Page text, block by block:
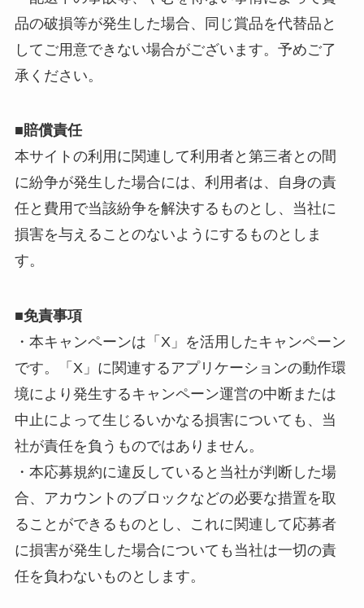
品の破損等が発生した場合、同じ賞品を代替品と
してご用意できない場合がございます。予めご了
承ください。
■賠償責任
本サイトの利用に関連して利用者と第三者との間
に紛争が発生した場合には、利用者は、自身の責
任と費用で当該紛争を解決するものとし、当社に
損害を与えることのないようにするものとしま
す。
■免責事項
・本キャンペーンは「X」を活用したキャンペーン
です。「X」に関連するアプリケーションの動作環
境により発生するキャンペーン運営の中断または
中止によって生じるいかなる損害についても、当
社が責任を負うものではありません。
・本応募規約に違反していると当社が判断した場
合、アカウントのブロックなどの必要な措置を取
ることができるものとし、これに関連して応募者
に損害が発生した場合についても当社は一切の責
任を負わないものとします。